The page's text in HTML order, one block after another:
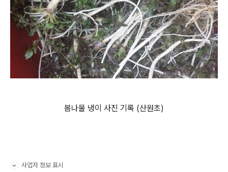
봄나물 냉이 사진 기록 (산원초)
사업자 정보 표시